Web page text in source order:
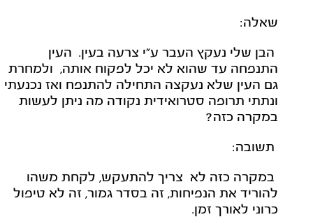
שאלה:
הבן שלי נעקץ העבר ע"י צרעה בעין. העין
התנפחה עד שהוא לא יכל לפקוח אותה, ולמחרת
גם העין שלא נעקצה התחילה להתנפח ואז נכנעתי
ונתתי תרופה סטרואידית נקודה מה ניתן לעשות
במקרה כזה?
תשובה:
במקרה כזה לא צריך להתעקש, לקחת משהו
להוריד את הנפיחות, זה בסדר גמור, זה לא טיפול
כרוני לאורך זמן.